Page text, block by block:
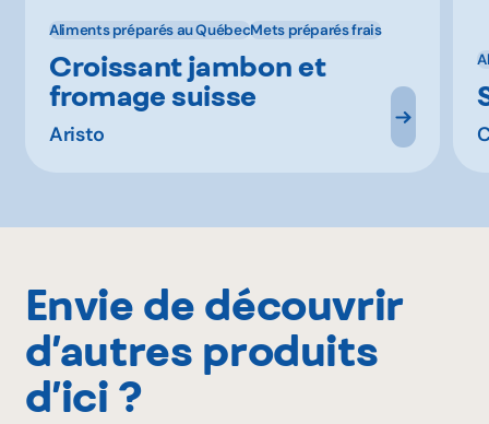
Aliments préparés au QuébecMets préparés frais
Croissant jambon et
fromage suisse
Aristo
Envie de découvrir
d’autres produits
d’ici ?